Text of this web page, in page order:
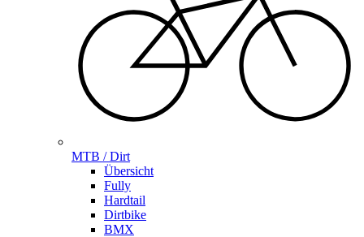
MTB / Dirt
Übersicht
Fully
Hardtail
Dirtbike
BMX